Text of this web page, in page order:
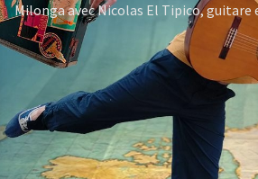
Milonga avec Nicolas El Tipico, guitare